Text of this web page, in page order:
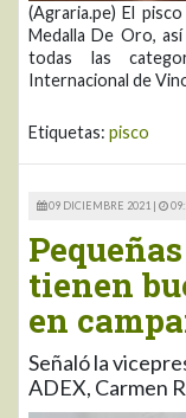
(Agraria.pe) El
Medalla De Oro,
todas las
Internacional de
Etiquetas: pisco
09 DICIEMBRE 2021 |
tienen
en
Señaló la
ADEX, Carmen